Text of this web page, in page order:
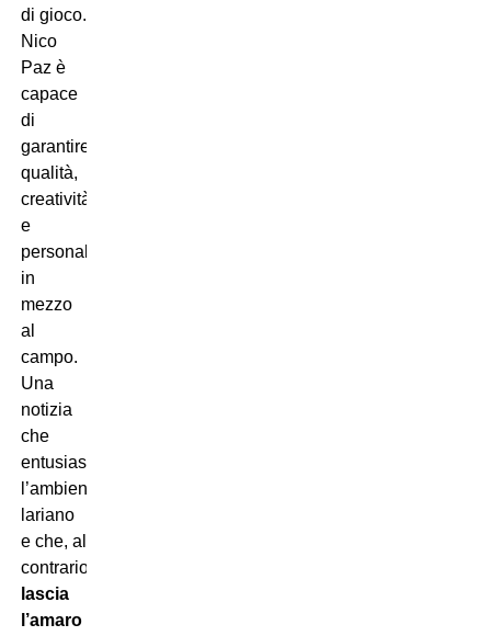
di gioco.
Nico
Paz è
capace
di
garantire
qualità,
creatività
e
personalità
in
mezzo
al
campo.
Una
notizia
che
entusiasma
l’ambiente
lariano
e che, al
contrario,
lascia
l’amaro